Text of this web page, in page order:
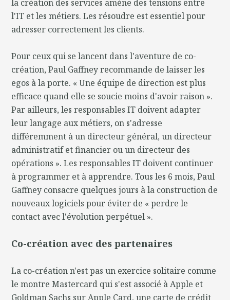
la création des services amène des tensions entre
l'IT et les métiers. Les résoudre est essentiel pour
adresser correctement les clients.
Pour ceux qui se lancent dans l'aventure de co-
création, Paul Gaffney recommande de laisser les
egos à la porte. « Une équipe de direction est plus
efficace quand elle se soucie moins d'avoir raison ».
Par ailleurs, les responsables IT doivent adapter
leur langage aux métiers, on s'adresse
différemment à un directeur général, un directeur
administratif et financier ou un directeur des
opérations ». Les responsables IT doivent continuer
à programmer et à apprendre. Tous les 6 mois, Paul
Gaffney consacre quelques jours à la construction de
nouveaux logiciels pour éviter de « perdre le
contact avec l'évolution perpétuel ».
Co-création avec des partenaires
La co-création n'est pas un exercice solitaire comme
le montre Mastercard qui s'est associé à Apple et
Goldman Sachs sur Apple Card, une carte de crédit